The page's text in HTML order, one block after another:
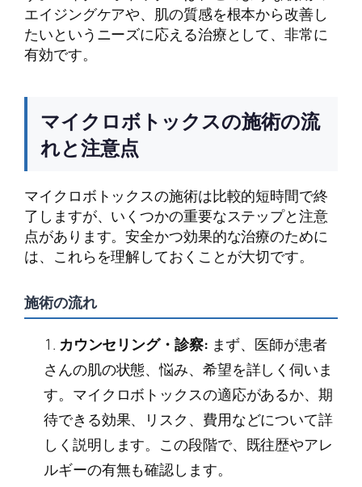
エイジングケアや、肌の質感を根本から改善し
たいというニーズに応える治療として、非常に
有効です。
マイクロボトックスの施術の流
れと注意点
マイクロボトックスの施術は比較的短時間で終
了しますが、いくつかの重要なステップと注意
点があります。安全かつ効果的な治療のために
は、これらを理解しておくことが大切です。
施術の流れ
カウンセリング・診察: まず、医師が患者
さんの肌の状態、悩み、希望を詳しく伺いま
す。マイクロボトックスの適応があるか、期
待できる効果、リスク、費用などについて詳
しく説明します。この段階で、既往歴やアレ
ルギーの有無も確認します。